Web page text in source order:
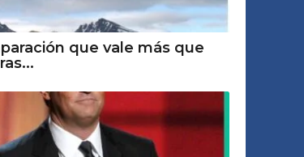
que vale más que